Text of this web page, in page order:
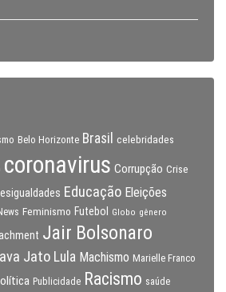
Belo Horizonte Brasil celebridades
coronavirus Corrupção Crise
Educação Eleições
Feminismo Futebol Globo gênero
Jair Bolsonaro
Jato Lula Machismo Marielle Franco
Publicidade Racismo saúde